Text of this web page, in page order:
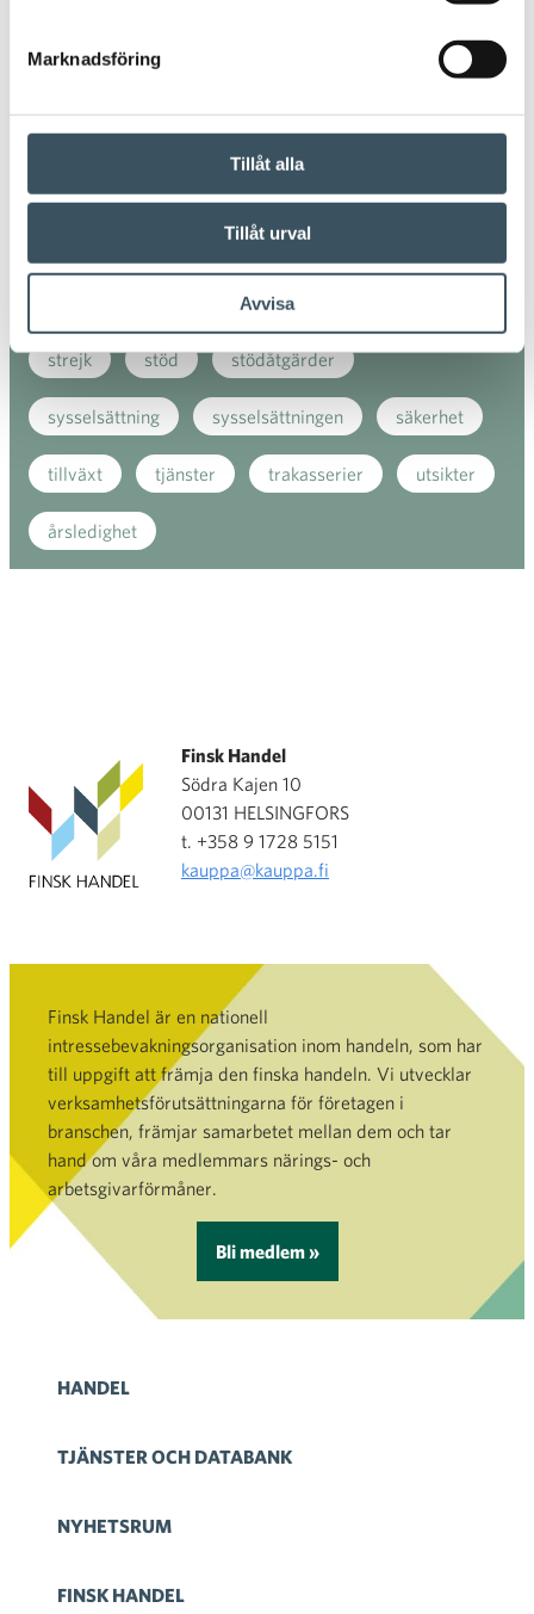
Marknadsföring
Tillåt alla
Tillåt urval
Avvisa
kollektivavtal
konsumptionen Kundnöjdheten
mode
regeringens halvårsbudget
strejk stöd stödåtgärder
sysselsättning sysselsättningen säkerhet
tillväxt tjänster trakasserier utsikter
årsledighet
Finsk Handel
Södra Kajen 10
00131 HELSINGFORS
t. +358 9 1728 5151
kauppa@kauppa.fi
Finsk Handel är en nationell
intressebevakningsorganisation inom handeln, som har
till uppgift att främja den finska handeln. Vi utvecklar
verksamhetsförutsättningarna för företagen i
branschen, främjar samarbetet mellan dem och tar
hand om våra medlemmars närings- och
arbetsgivarförmåner.
Bli medlem »
HANDEL
TJÄNSTER OCH DATABANK
NYHETSRUM
FINSK HANDEL